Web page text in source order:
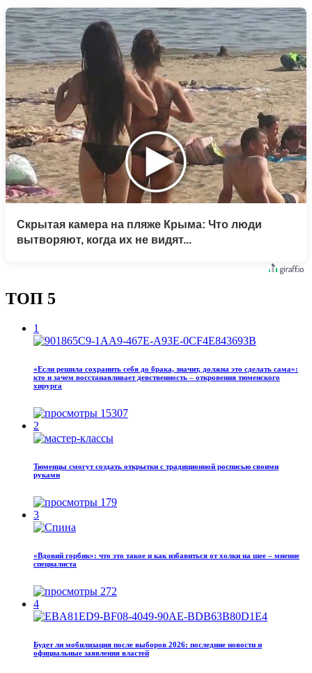
Скрытая камера на пляже Крыма: Что люди
вытворяют, когда их не видят...
ТОП 5
1
«Если решила сохранить себя до брака, значит, должна это сделать сама»:
кто и зачем восстанавливает девственность – откровения тюменского
хирурга
15307
2
Тюменцы смогут создать открытки с традиционной росписью своими
руками
179
3
«Вдовий горбик»: что это такое и как избавиться от холки на шее – мнение
специалиста
272
4
Будет ли мобилизация после выборов 2026: последние новости и
официальные заявления властей